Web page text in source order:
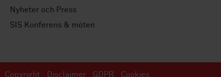
Nyheter och Press
SIS Konferens & möten
Copyright Disclaimer GDPR Cookies